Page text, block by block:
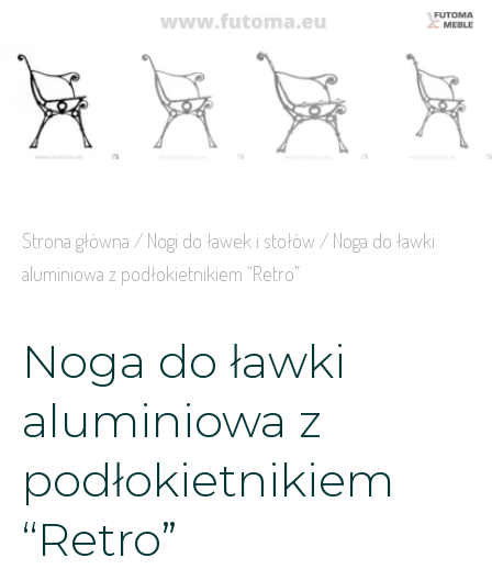
Strona główna / Nogi do ławek i stołów / Noga do ławki
aluminiowa z podłokietnikiem “Retro”
Noga do ławki
aluminiowa z
podłokietnikiem
“Retro”